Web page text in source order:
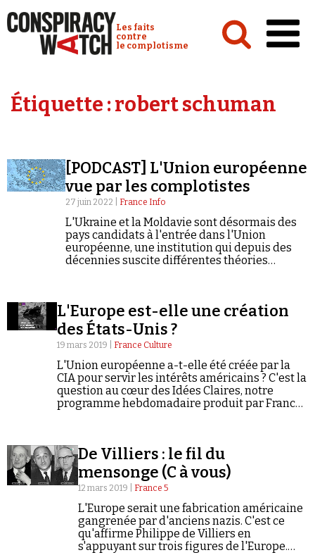
Conspiracy Watch :
Les faits
contre
le complotisme
Analyses
Vidéos
Émissions
Revues de presse
Newsletter
Demander à Vera
Étiquette :robert schuman
[PODCAST] L'Union européenne
vue par les complotistes
27 juin 2022 | France Info
L'Ukraine et la Moldavie sont désormais des
pays candidats à l'entrée dans l'Union
européenne, une institution qui depuis des
décennies suscite différentes théories
L'Europe est-elle une création
des États-Unis ?
19 mars 2019 | France Culture
L'Union européenne a-t-elle été créée par la
CIA pour servir les intérêts américains ? C'est la
question au cœur des Idées Claires, notre
programme hebdomadaire produit par France
De Villiers : le fil du
mensonge (C à vous)
12 mars 2019 | France 5
L'Europe serait une fabrication américaine
gangrenée par d'anciens nazis. C'est ce
qu'affirme Philippe de Villiers en
s'appuyant sur trois figures de l'Europe.